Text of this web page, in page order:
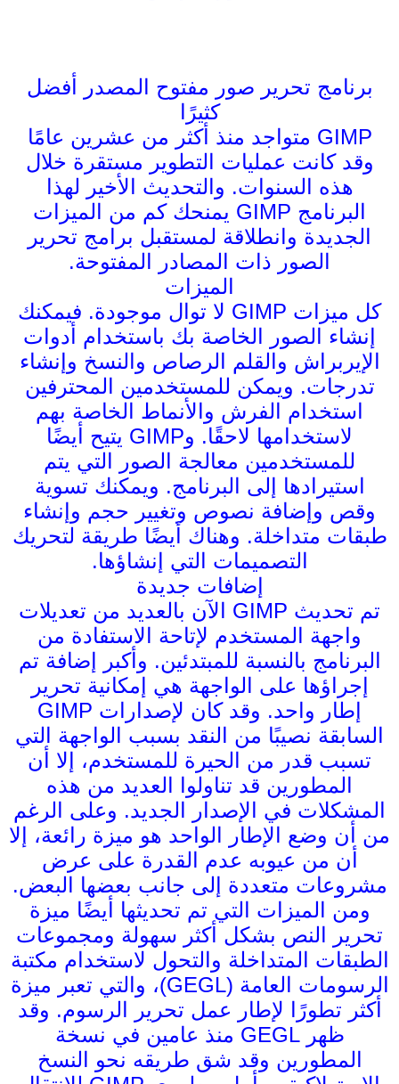
برنامج تحرير صور مفتوح المصدر أفضل
كثيرًا
GIMP متواجد منذ أكثر من عشرين عامًا
وقد كانت عمليات التطوير مستقرة خلال
هذه السنوات. والتحديث الأخير لهذا
البرنامج GIMP يمنحك كم من الميزات
الجديدة وانطلاقة لمستقبل برامج تحرير
الصور ذات المصادر المفتوحة.
الميزات
كل ميزات GIMP لا توال موجودة. فيمكنك
إنشاء الصور الخاصة بك باستخدام أدوات
الإيربراش والقلم الرصاص والنسخ وإنشاء
تدرجات. ويمكن للمستخدمين المحترفين
استخدام الفرش والأنماط الخاصة بهم
لاستخدامها لاحقًا. وGIMP يتيح أيضًا
للمستخدمين معالجة الصور التي يتم
استيرادها إلى البرنامج. ويمكنك تسوية
وقص وإضافة نصوص وتغيير حجم وإنشاء
طبقات متداخلة. وهناك أيضًا طريقة لتحريك
التصميمات التي إنشاؤها.
إضافات جديدة
تم تحديث GIMP الآن بالعديد من تعديلات
واجهة المستخدم لإتاحة الاستفادة من
البرنامج بالنسبة للمبتدئين. وأكبر إضافة تم
إجراؤها على الواجهة هي إمكانية تحرير
إطار واحد. وقد كان لإصدارات GIMP
السابقة نصيبًا من النقد بسبب الواجهة التي
تسبب قدر من الحيرة للمستخدم، إلا أن
المطورين قد تناولوا العديد من هذه
المشكلات في الإصدار الجديد. وعلى الرغم
من أن وضع الإطار الواحد هو ميزة رائعة، إلا
أن من عيوبه عدم القدرة على عرض
مشروعات متعددة إلى جانب بعضها البعض.
ومن الميزات التي تم تحديثها أيضًا ميزة
تحرير النص بشكل أكثر سهولة ومجموعات
الطبقات المتداخلة والتحول لاستخدام مكتبة
الرسومات العامة (GEGL)، والتي تعبر ميزة
أكثر تطورًا لإطار عمل تحرير الرسوم. وقد
ظهر GEGL منذ عامين في نسخة
المطورين وقد شق طريقه نحو النسخ